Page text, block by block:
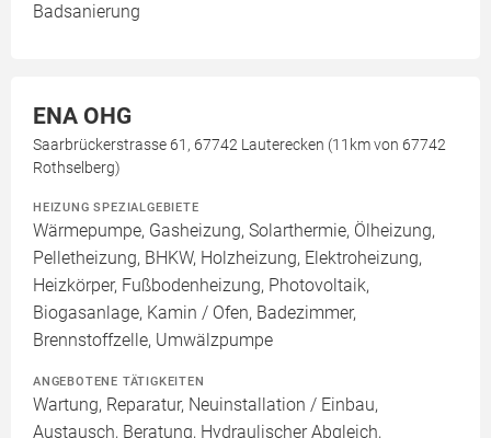
Badsanierung
ENA OHG
Saarbrückerstrasse 61, 67742 Lauterecken (11km von 67742
Rothselberg)
HEIZUNG SPEZIALGEBIETE
Wärmepumpe, Gasheizung, Solarthermie, Ölheizung,
Pelletheizung, BHKW, Holzheizung, Elektroheizung,
Heizkörper, Fußbodenheizung, Photovoltaik,
Biogasanlage, Kamin / Ofen, Badezimmer,
Brennstoffzelle, Umwälzpumpe
ANGEBOTENE TÄTIGKEITEN
Wartung, Reparatur, Neuinstallation / Einbau,
Austausch, Beratung, Hydraulischer Abgleich,